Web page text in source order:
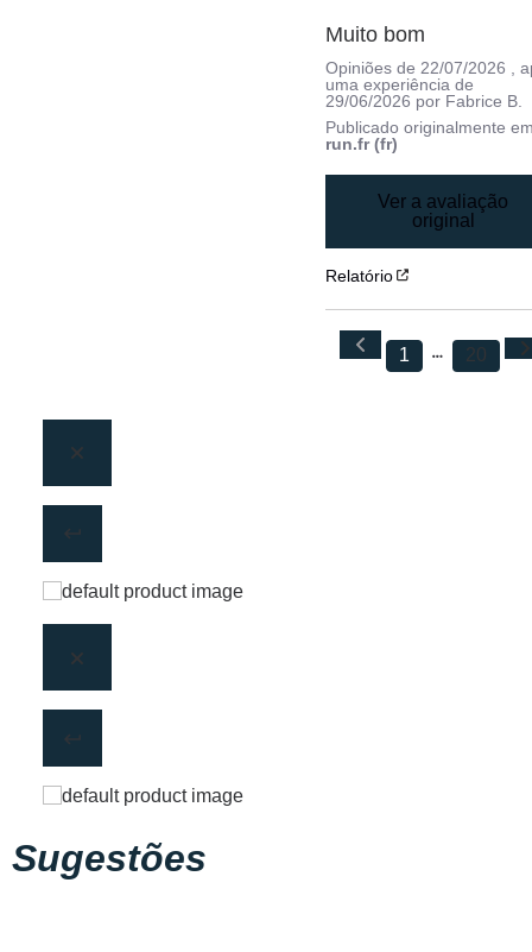
Muito bom
Opiniões de22/07/2026 ,
uma experiência de
29/06/2026 por Fabrice B.
Publicado originalmente
run.fr (fr)
Ver a avaliação
original
Relatório
1 20
Sugestões